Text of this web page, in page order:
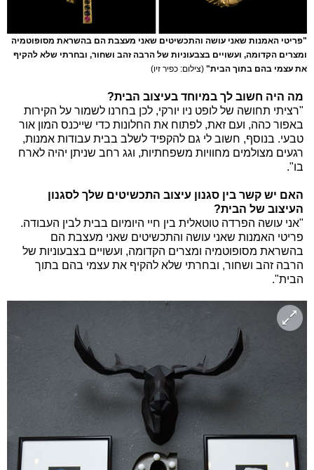
"פריטי האמנות שאני עושה והתכשיטים שאני מעצבת הם בהשראת מסופוטמיה
ומצרים הקדומה, ועשויים בצבעוניות של הרבה זהב ושחור, ובחרתי שלא להקיף
את עצמי בהם בתוך הבית" (צילום: כפיר זיו)
מה היה חשוב לך במיוחד בעיצוב הבית?
"רציתי תחושה של לופט ניו יורקי, לכן בחרנו לשמור על הקירות
באפור כהה, ועם זאת, לפתוח את החלונות כדי שייכנס המון אור
טבעי. בנוסף, חשוב לי גם להקפיד לשלב בבית עבודות אמנות,
רגעים מצולמים מחוויות משפחתיות, וגג רחב שניתן יהיה לארח
בו".
האם יש קשר בין סגנון עיצוב התכשיטים שלך לסגנון
העיצוב של הבית?
"אני עושה הפרדה טוטאלית בין חיי היומיום בבית לבין העבודה.
פריטי האמנות שאני עושה והתכשיטים שאני מעצבת הם
בהשראת מסופוטמיה ומצרים הקדומה, ועשויים בצבעוניות של
הרבה זהב ושחור, ובחרתי שלא להקיף את עצמי בהם בתוך
הבית".